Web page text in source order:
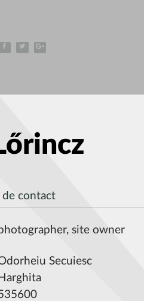
de contact
site owner
Secuiesc
Harghita